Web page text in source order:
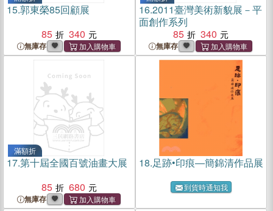
15.郭東榮85回顧展
85
340
無庫存
16.2011臺灣美術新貌展－平
面創作系列
85
340
無庫存
滿額折
17.第十屆全國百號油畫大展
85
680
無庫存
18.足跡•印痕―簡錦清作品展
到貨時通知我